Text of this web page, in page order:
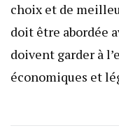
choix et de
doit être abordée
doivent garder à
économiques et